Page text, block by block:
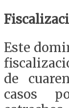
Este
de
casos